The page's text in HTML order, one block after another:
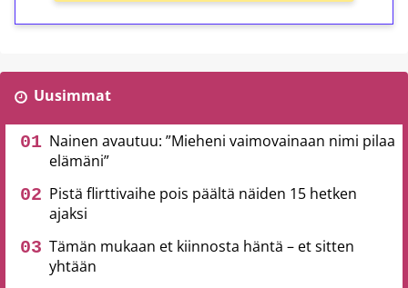
Uusimmat
Nainen avautuu: ”Mieheni vaimovainaan nimi pilaa
elämäni”
Pistä flirttivaihe pois päältä näiden 15 hetken
ajaksi
Tämän mukaan et kiinnosta häntä – et sitten
yhtään